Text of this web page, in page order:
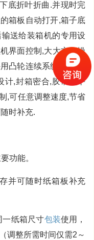
底折叶折曲.并现时完
箱板自动打开,箱子底
送给装箱机的专用设
界面控制,大大方便操
凸轮连续系统,机器运
计,封箱密合,胶带抚平
,可任意调整速度,节省
时补充.
功能。
并可随时纸箱板补充
一纸箱尺寸包装使用，
调整所需时间仅需2～